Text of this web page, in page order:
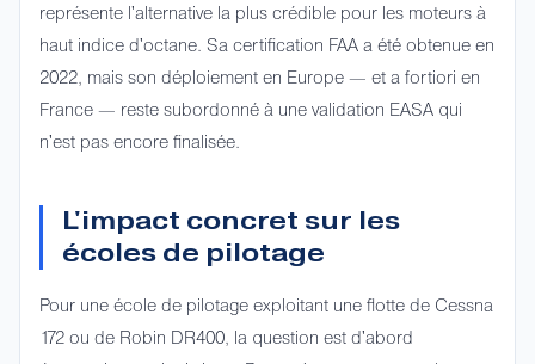
représente l'alternative la plus crédible pour les moteurs à
haut indice d'octane. Sa certification FAA a été obtenue en
2022, mais son déploiement en Europe — et a fortiori en
France — reste subordonné à une validation EASA qui
n'est pas encore finalisée.
L'impact concret sur les
écoles de pilotage
Pour une école de pilotage exploitant une flotte de Cessna
172 ou de Robin DR400, la question est d'abord